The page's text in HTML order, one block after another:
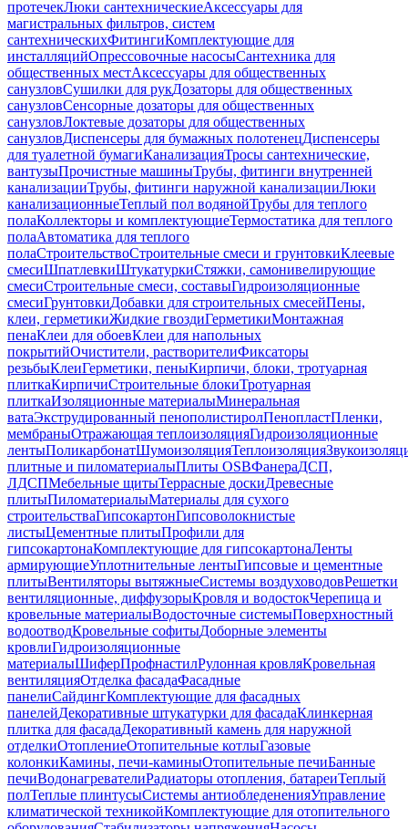
протечекЛюки сантехническиеАксессуары для
магистральных фильтров, систем
сантехническихФитингиКомплектующие для
инсталляцийОпрессовочные насосыСантехника для
общественных местАксессуары для общественных
санузловСушилки для рукДозаторы для общественных
санузловСенсорные дозаторы для общественных
санузловЛоктевые дозаторы для общественных
санузловДиспенсеры для бумажных полотенецДиспенсеры
для туалетной бумагиКанализацияТросы сантехнические,
вантузыПрочистные машиныТрубы, фитинги внутренней
канализацииТрубы, фитинги наружной канализацииЛюки
канализационныеТеплый пол водянойТрубы для теплого
полаКоллекторы и комплектующиеТермостатика для теплого
полаАвтоматика для теплого
полаСтроительствоСтроительные смеси и грунтовкиКлеевые
смесиШпатлевкиШтукатуркиСтяжки, самонивелирующие
смесиСтроительные смеси, составыГидроизоляционные
смесиГрунтовкиДобавки для строительных смесейПены,
клеи, герметикиЖидкие гвоздиГерметикиМонтажная
пенаКлеи для обоевКлеи для напольных
покрытийОчистители, растворителиФиксаторы
резьбыКлеиГерметики, пеныКирпичи, блоки, тротуарная
плиткаКирпичиСтроительные блокиТротуарная
плиткаИзоляционные материалыМинеральная
ватаЭкструдированный пенополистиролПенопластПленки,
мембраныОтражающая теплоизоляцияГидроизоляционные
лентыПоликарбонатШумоизоляцияТеплоизоляция
плитные и пиломатериалыПлиты OSBФанераДСП,
ЛДСПМебельные щитыТеррасные доскиДревесные
плитыПиломатериалыМатериалы для сухого
строительстваГипсокартонГипсоволокнистые
листыЦементные плитыПрофили для
гипсокартонаКомплектующие для гипсокартонаЛенты
армирующиеУплотнительные лентыГипсовые и цементные
плитыВентиляторы вытяжныеСистемы воздуховодовРешетки
вентиляционные, диффузорыКровля и водостокЧерепица и
кровельные материалыВодосточные системыПоверхностный
водоотводКровельные софитыДоборные элементы
кровлиГидроизоляционные
материалыШиферПрофнастилРулонная кровляКровельная
вентиляцияОтделка фасадаФасадные
панелиСайдингКомплектующие для фасадных
панелейДекоративные штукатурки для фасадаКлинкерная
плитка для фасадаДекоративный камень для наружной
отделкиОтоплениеОтопительные котлыГазовые
колонкиКамины, печи-каминыОтопительные печиБанные
печиВодонагревателиРадиаторы отопления, батареиТеплый
полТеплые плинтусыСистемы антиобледененияУправление
климатической техникойКомплектующие для отопительного